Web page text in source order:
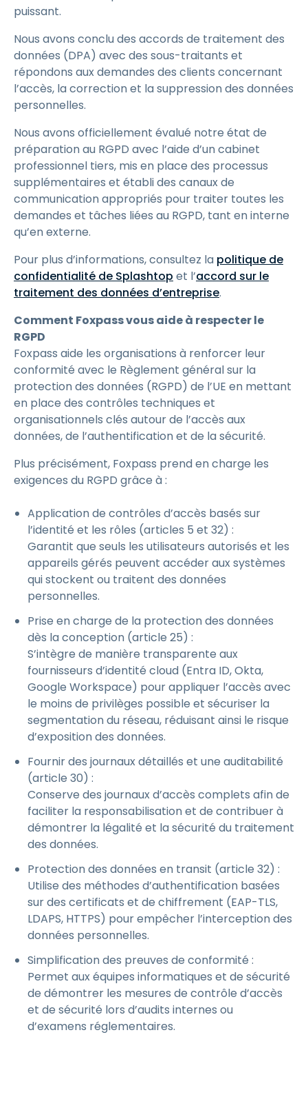
puissant.
Nous avons conclu des accords de traitement des
données (DPA) avec des sous-traitants et
répondons aux demandes des clients concernant
l’accès, la correction et la suppression des données
personnelles.
Nous avons officiellement évalué notre état de
préparation au RGPD avec l’aide d’un cabinet
professionnel tiers, mis en place des processus
supplémentaires et établi des canaux de
communication appropriés pour traiter toutes les
demandes et tâches liées au RGPD, tant en interne
qu’en externe.
Pour plus d’informations, consultez la politique de
confidentialité de Splashtop et l’accord sur le
traitement des données d’entreprise.
Comment Foxpass vous aide à respecter le
RGPD
Foxpass aide les organisations à renforcer leur
conformité avec le Règlement général sur la
protection des données (RGPD) de l’UE en mettant
en place des contrôles techniques et
organisationnels clés autour de l’accès aux
données, de l’authentification et de la sécurité.
Plus précisément, Foxpass prend en charge les
exigences du RGPD grâce à :
Application de contrôles d’accès basés sur
l’identité et les rôles (articles 5 et 32) :
Garantit que seuls les utilisateurs autorisés et les
appareils gérés peuvent accéder aux systèmes
qui stockent ou traitent des données
personnelles.
Prise en charge de la protection des données
dès la conception (article 25) :
S’intègre de manière transparente aux
fournisseurs d’identité cloud (Entra ID, Okta,
Google Workspace) pour appliquer l’accès avec
le moins de privilèges possible et sécuriser la
segmentation du réseau, réduisant ainsi le risque
d’exposition des données.
Fournir des journaux détaillés et une auditabilité
(article 30) :
Conserve des journaux d’accès complets afin de
faciliter la responsabilisation et de contribuer à
démontrer la légalité et la sécurité du traitement
des données.
Protection des données en transit (article 32) :
Utilise des méthodes d’authentification basées
sur des certificats et de chiffrement (EAP-TLS,
LDAPS, HTTPS) pour empêcher l’interception des
données personnelles.
Simplification des preuves de conformité :
Permet aux équipes informatiques et de sécurité
de démontrer les mesures de contrôle d’accès
et de sécurité lors d’audits internes ou
d’examens réglementaires.